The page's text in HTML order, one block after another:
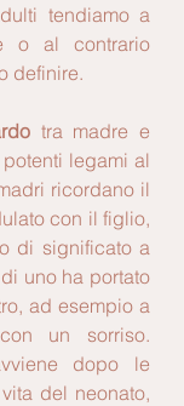
tendiamo a
o al contrario
definire.
tra madre e
legami al
ricordano il
con il figlio,
di significato a
uno ha portato
ad esempio a
un sorriso.
dopo le
del neonato,